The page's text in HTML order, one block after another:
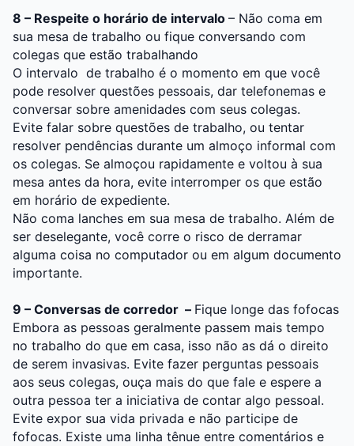
8 – Respeite o horário de intervalo – Não coma em
sua mesa de trabalho ou fique conversando com
colegas que estão trabalhando
O intervalo de trabalho é o momento em que você
pode resolver questões pessoais, dar telefonemas e
conversar sobre amenidades com seus colegas.
Evite falar sobre questões de trabalho, ou tentar
resolver pendências durante um almoço informal com
os colegas. Se almoçou rapidamente e voltou à sua
mesa antes da hora, evite interromper os que estão
em horário de expediente.
Não coma lanches em sua mesa de trabalho. Além de
ser deselegante, você corre o risco de derramar
alguma coisa no computador ou em algum documento
importante.
9 – Conversas de corredor – Fique longe das fofocas
Embora as pessoas geralmente passem mais tempo
no trabalho do que em casa, isso não as dá o direito
de serem invasivas. Evite fazer perguntas pessoais
aos seus colegas, ouça mais do que fale e espere a
outra pessoa ter a iniciativa de contar algo pessoal.
Evite expor sua vida privada e não participe de
fofocas. Existe uma linha tênue entre comentários e